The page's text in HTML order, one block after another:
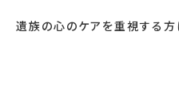
遺族の心のケアを重視する方